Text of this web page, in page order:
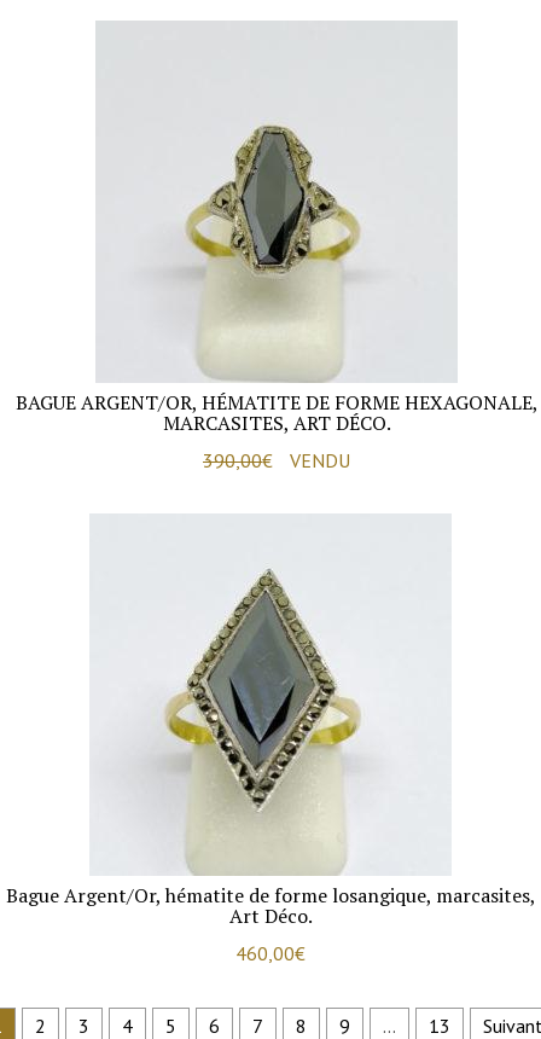
BAGUE ARGENT/OR, HÉMATITE DE FORME HEXAGONALE,
MARCASITES, ART DÉCO.
390,00€ VENDU
Bague Argent/Or, hématite de forme losangique, marcasites,
Art Déco.
460,00€
2 3 4 5 6 7 8 9 … 13